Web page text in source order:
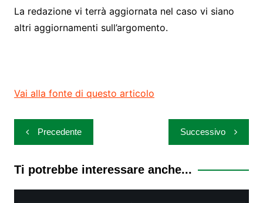
La redazione vi terrà aggiornata nel caso vi siano
altri aggiornamenti sull’argomento.
Vai alla fonte di questo articolo
Navigazione
articoli
Precedente Successivo
Ti potrebbe interessare anche...